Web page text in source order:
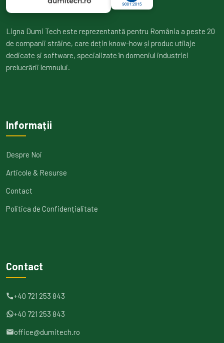
Ligna Dumi Tech este reprezentantă pentru România a peste 20
de companii străine, care dețin know-how și produc utilaje
dedicate și software, specializate în domeniul industriei
prelucrării lemnului.
Informații
Despre Noi
Articole & Resurse
Contact
Politica de Confidențialitate
Contact
+40 721 253 843
+40 721 253 843
office@dumitech.ro